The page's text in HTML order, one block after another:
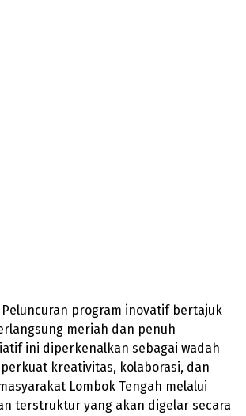
Peluncuran program inovatif bertajuk
meriah dan penuh
ini diperkenalkan sebagai wadah
kreativitas, kolaborasi, dan
Lombok Tengah melalui
terstruktur yang akan digelar secara